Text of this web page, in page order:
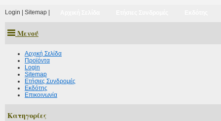
Login Sitemap
Μενού
Αρχική Σελίδα
Προϊόντα
Login
Sitemap
Ετήσιες Συνδρομές
Εκδότης
Επικοινωνία
Κατηγορίες